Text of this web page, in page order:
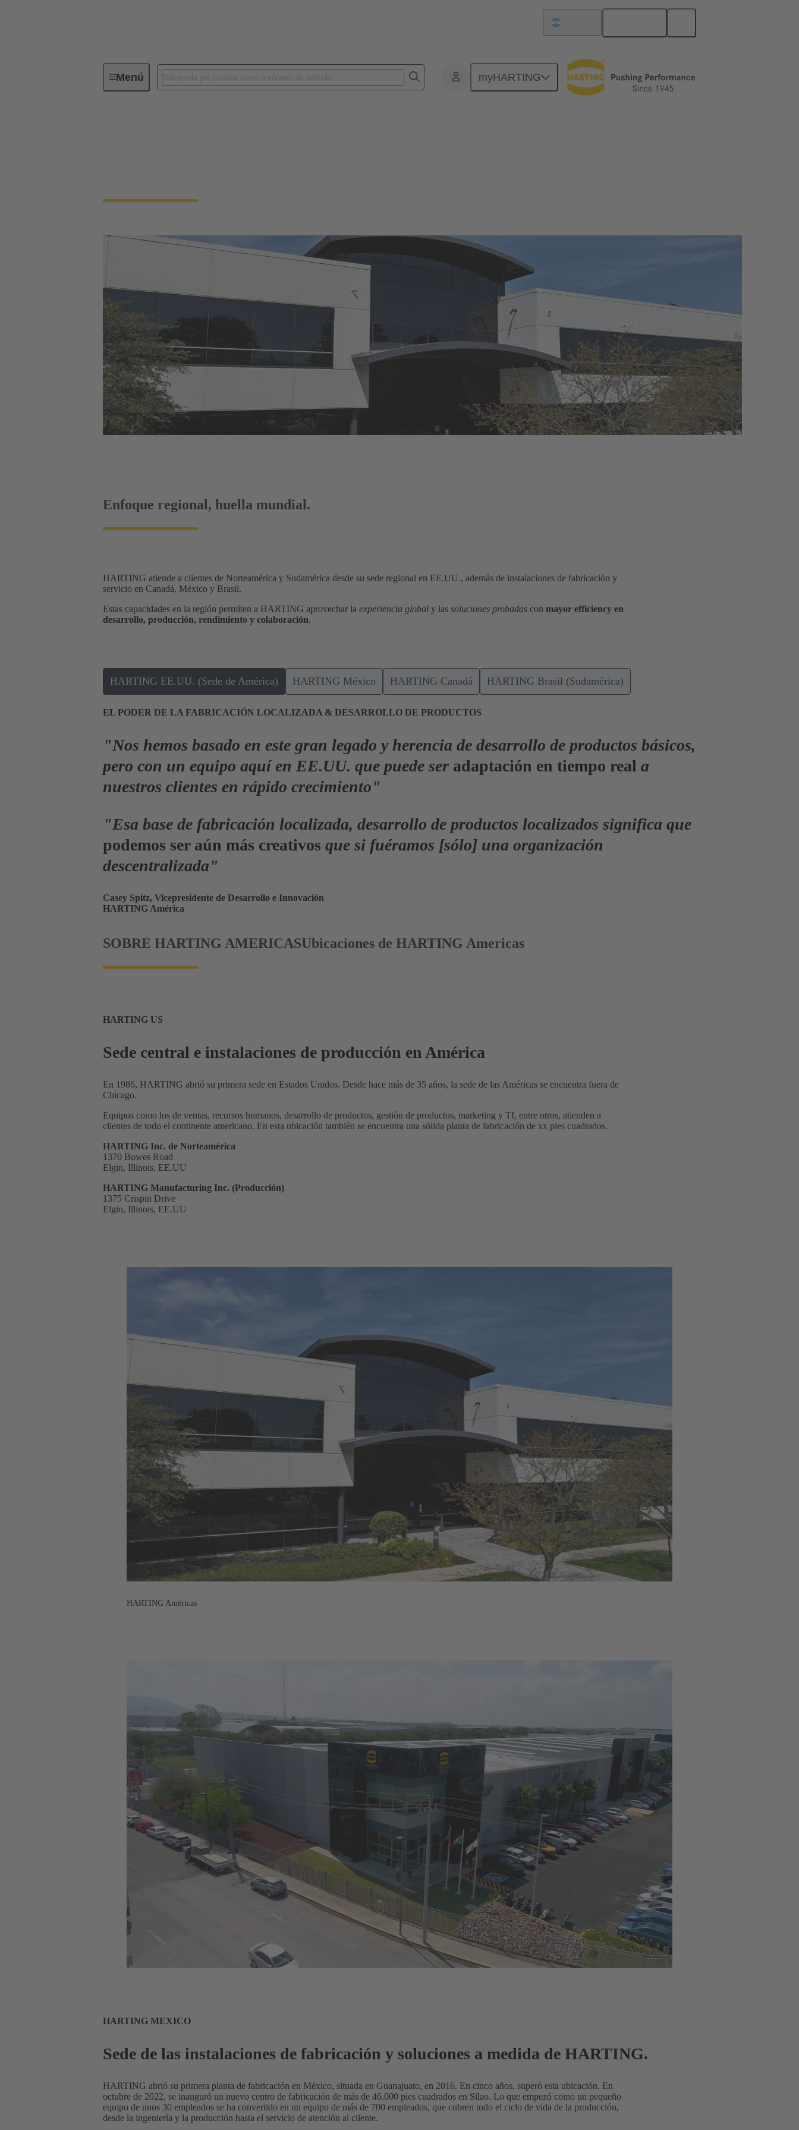
Menú myHARTING
HARTING América
Enfoque regional, huella mundial.
HARTING atiende a clientes de Norteamérica y Sudamérica desde su sede regional en EE.UU., además de instalaciones de fabricación y
servicio en Canadá, México y Brasil.
Estas capacidades en la región permiten a HARTING aprovechar la experiencia global y las soluciones probadas con mayor efficiency en
desarrollo, producción, rendimiento y colaboración.
HARTING EE.UU. (Sede de América) HARTING México HARTING Canadá HARTING Brasil (Sudamérica)
EL PODER DE LA FABRICACIÓN LOCALIZADA & DESARROLLO DE PRODUCTOS
"Nos hemos basado en este gran legado y herencia de desarrollo de productos básicos,
pero con un equipo aquí en EE.UU. que puede ser adaptación en tiempo real a
nuestros clientes en rápido crecimiento"
"Esa base de fabricación localizada, desarrollo de productos localizados significa que
podemos ser aún más creativos que si fuéramos [sólo] una organización
descentralizada"
Casey Spitz, Vicepresidente de Desarrollo e Innovación
HARTING América
SOBRE HARTING AMERICASUbicaciones de HARTING Americas
HARTING US
Sede central e instalaciones de producción en América
En 1986, HARTING abrió su primera sede en Estados Unidos. Desde hace más de 35 años, la sede de las Américas se encuentra fuera de
Chicago.
Equipos como los de ventas, recursos humanos, desarrollo de productos, gestión de productos, marketing y TI, entre otros, atienden a
clientes de todo el continente americano. En esta ubicación también se encuentra una sólida planta de fabricación de xx pies cuadrados.
HARTING Inc. de Norteamérica
1370 Bowes Road
Elgin, Illinois, EE.UU
HARTING Manufacturing Inc. (Producción)
1375 Crispin Drive
Elgin, Illinois, EE.UU
HARTING Américas
HARTING MEXICO
Sede de las instalaciones de fabricación y soluciones a medida de HARTING.
HARTING abrió su primera planta de fabricación en México, situada en Guanajuato, en 2016. En cinco años, superó esta ubicación. En
octubre de 2022, se inauguró un nuevo centro de fabricación de más de 46.000 pies cuadrados en Silao. Lo que empezó como un pequeño
equipo de unos 30 empleados se ha convertido en un equipo de más de 700 empleados, que cubren todo el ciclo de vida de la producción,
desde la ingeniería y la producción hasta el servicio de atención al cliente.